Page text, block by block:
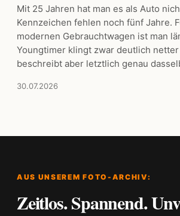
Mit 25 Jahren hat man es als Auto
Kennzeichen fehlen noch fünf Jahre.
modernen Gebrauchtwagen ist man
Youngtimer klingt zwar deutlich
beschreibt aber letztlich genau
30.07.2026
AUS UNSEREM FOTO-ARCHIV:
Zeitlos. Spannend.